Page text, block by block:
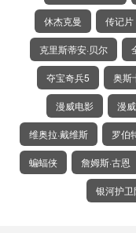
休杰克曼 传记片
克里斯蒂安·贝尔
夺宝奇兵5 奥斯
漫威电影 漫
维奥拉·戴维斯 罗伯
蝙蝠侠 詹姆斯·古恩
银河护卫